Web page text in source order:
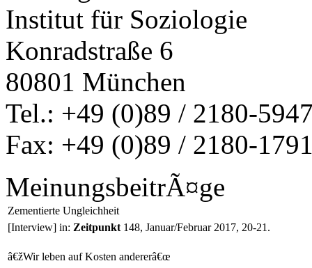
Institut für Soziologie
Konradstraße 6
80801 München
Tel.: +49 (0)89 / 2180-
Fax: +49 (0)89 / 2180-
MeinungsbeitrÃ¤ge
Zementierte Ungleichheit
[Interview] in: Zeitpunkt 148, Januar/Februar 2017, 20-21.
â€žWir leben auf Kosten andererâ€œ